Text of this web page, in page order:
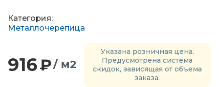
о
д
б
м
а
Категория:
Металлочерепица
916₽/ м2
Указана розничная цена.
Предусмотрена система
скидок, зависящая от объема
заказа.